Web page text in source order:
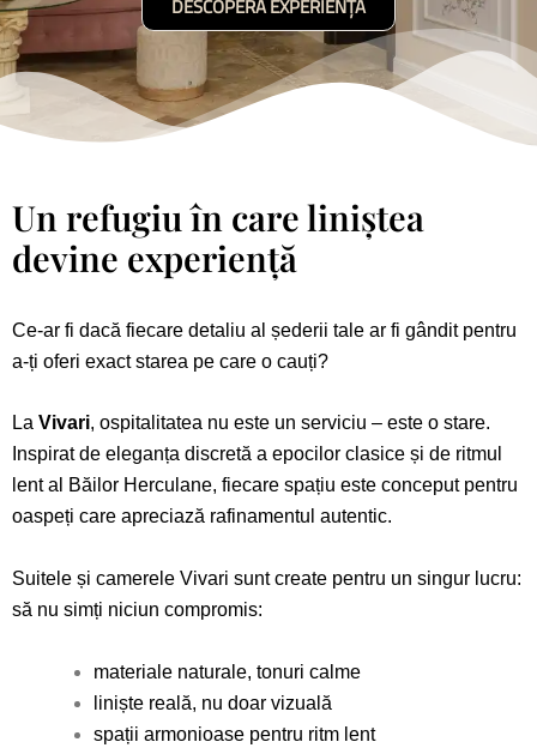
DESCOPERĂ EXPERIENȚA
Un refugiu în care liniștea
devine experiență
Ce-ar fi dacă fiecare detaliu al șederii tale ar fi gândit pentru
a-ți oferi exact starea pe care o cauți?
La Vivari, ospitalitatea nu este un serviciu – este o stare.
Inspirat de eleganța discretă a epocilor clasice și de ritmul
lent al Băilor Herculane, fiecare spațiu este conceput pentru
oaspeți care apreciază rafinamentul autentic.
Suitele și camerele Vivari sunt create pentru un singur lucru:
să nu simți niciun compromis:
materiale naturale, tonuri calme
liniște reală, nu doar vizuală
spații armonioase pentru ritm lent